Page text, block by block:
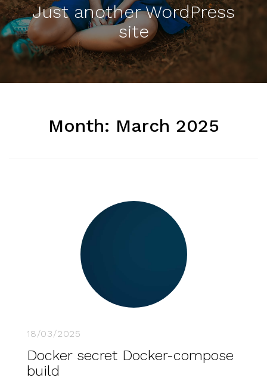
Just another WordPress
site
Month: March 2025
18/03/2025
Docker secret Docker-compose
build